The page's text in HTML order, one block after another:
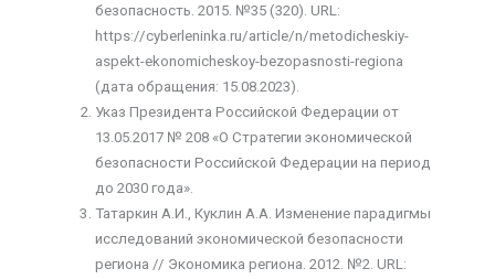
безопасность. 2015. №35 (320). URL:
https://cyberleninka.ru/article/n/metodicheskiy-
aspekt-ekonomicheskoy-bezopasnosti-regiona
(дата обращения: 15.08.2023).
Указ Президента Российской Федерации от
13.05.2017 № 208 «О Стратегии экономической
безопасности Российской Федерации на период
до 2030 года».
Татаркин А.И., Куклин А.А. Изменение парадигмы
исследований экономической безопасности
региона // Экономика региона. 2012. №2. URL: